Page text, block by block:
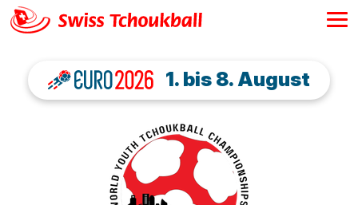
1. bis 8. August